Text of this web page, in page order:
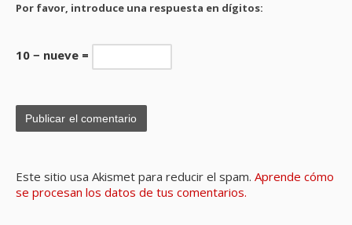
Por favor, introduce una respuesta en dígitos:
10 − nueve =
Este sitio usa Akismet para reducir el spam. Aprende cómo
se procesan los datos de tus comentarios.